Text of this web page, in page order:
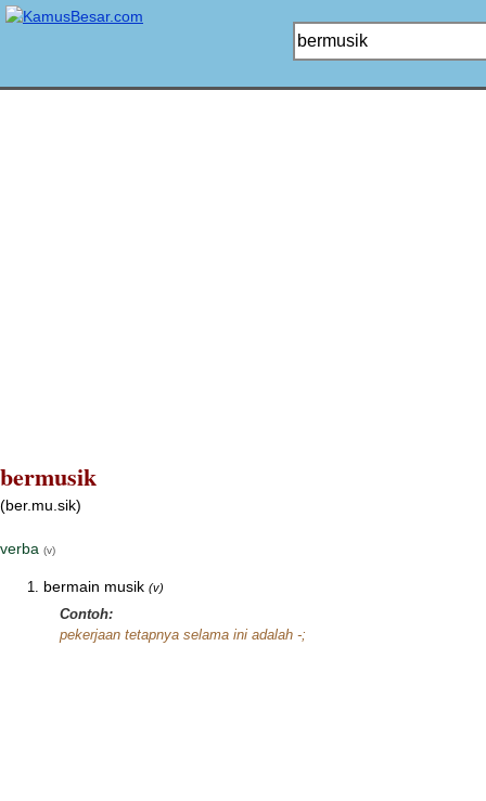
bermusik
(ber.mu.sik)
verba (v)
bermain musik (v)
Contoh:
pekerjaan tetapnya selama ini adalah -;